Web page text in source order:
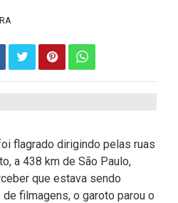
flagrado dirigindo pelas ruas
a 438 km de São Paulo,
que estava sendo
filmagens, o garoto parou o